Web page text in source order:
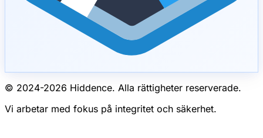
© 2024-2026 Hiddence. Alla rättigheter reserverade.
Vi arbetar med fokus på integritet och säkerhet.